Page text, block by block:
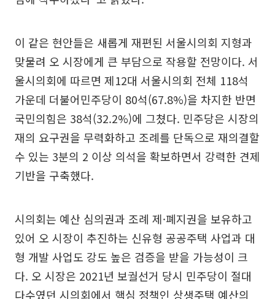
이 같은 현안들은 새롭게 재편된 서울시의회 지형과
맞물려 오 시장에게 큰 부담으로 작용할 전망이다. 서
울시의회에 따르면 제12대 서울시의회 전체 118석
가운데 더불어민주당이 80석(67.8%)을 차지한 반면
국민의힘은 38석(32.2%)에 그쳤다. 민주당은 시장의
재의 요구권을 무력화하고 조례를 단독으로 재의결할
수 있는 3분의 2 이상 의석을 확보하면서 강력한 견제
기반을 구축했다.
시의회는 예산 심의권과 조례 제·폐지권을 보유하고
있어 오 시장이 추진하는 신유형 공공주택 사업과 대
형 개발 사업도 강도 높은 검증을 받을 가능성이 크
다. 오 시장은 2021년 보궐선거 당시 민주당이 절대
다수였던 시의회에서 핵심 정책인 상생주택 예산의